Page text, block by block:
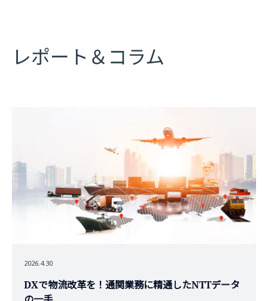
レポート＆コラム
2026.4.30
DXで物流改革を！通関業務に精通したNTTデータ